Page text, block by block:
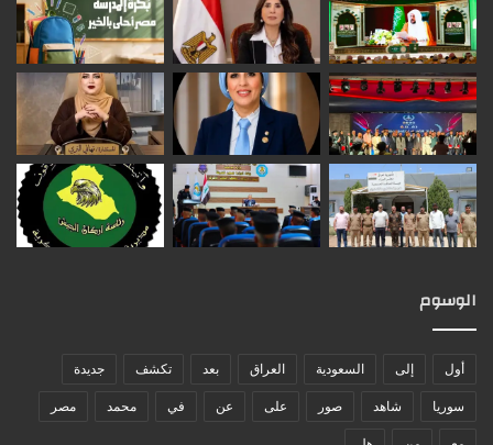
الوسوم
أول إلى السعودية العراق بعد تكشف جديدة
سوريا شاهد صور على عن في محمد مصر